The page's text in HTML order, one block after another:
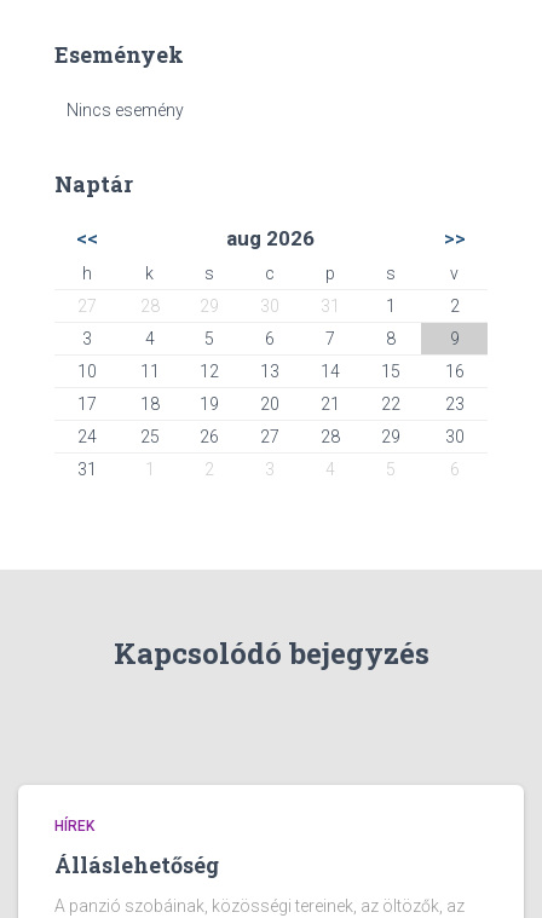
Események
Nincs esemény
Naptár
<< aug 2026 >>
h k s c p s
v
27
28 29 30 31 1
2
3
4 5 6 7 8
9
10
11 12 13 14 15
16
17
18 19 20 21 22
23
24
25 26 27 28 29
30
31
1 2 3 4 5 6
Kapcsolódó bejegyzés
HÍREK
Álláslehetőség
A panzió szobáinak, közösségi tereinek, az öltözők, az